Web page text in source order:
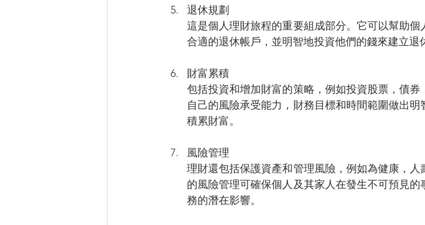
退休規劃
這是個人理財旅程的重要組成部分。它可以幫助
合適的退休帳戶，並明智地投資他們的錢來建立退
財富累積
包括投資和增加財富的策略，例如投資股票，債
自己的風險承受能力，財務目標和時間範圍做出
積累財富。
風險管理
理財還包括保護資產和管理風險，例如為健康，
的風險管理可確保個人及其家人在發生不可預見
務的潛在影響。